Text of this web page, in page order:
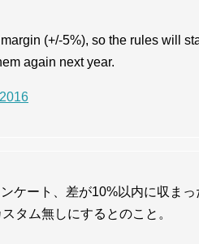
(+/-5%), so the rules will
again next year.
ケート、差が10%以内に収まっ
タム無しにするとのこと。